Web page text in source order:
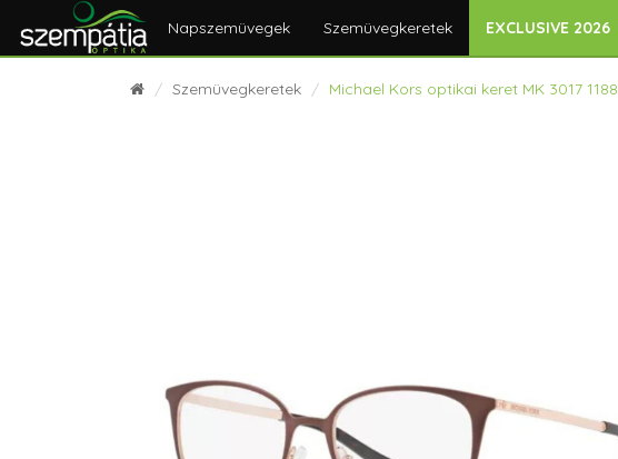
Napszemüvegek Szemüvegkeretek EXCLUSIVE 2026
Szemüvegkeretek Michael Kors optikai keret MK 3017 1188